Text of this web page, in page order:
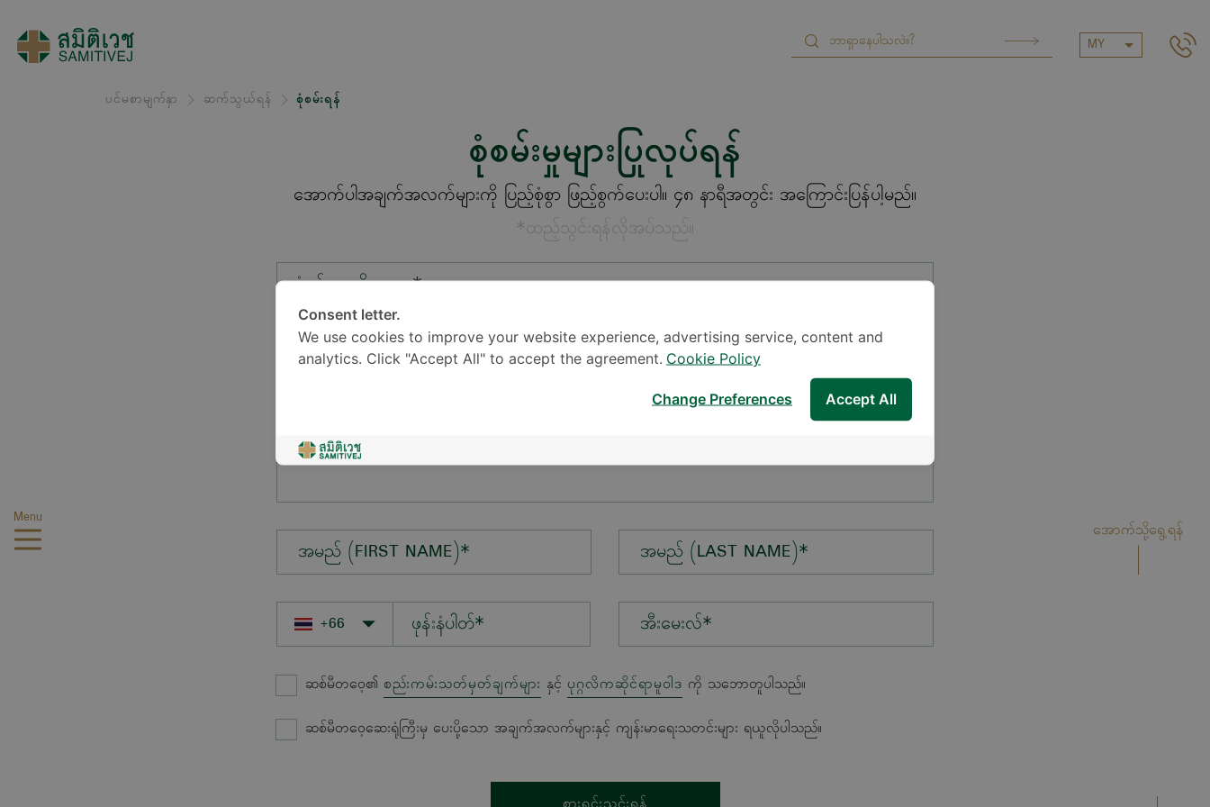
MY
Menu
ပင်မစာမျက်နှာ ဆက်သွယ်ရန် စုံစမ်းရန်
စုံစမ်းမှုများပြုလုပ်ရန်
အောက်ပါအချက်အလက်များကို ပြည့်စုံစွာ ဖြည့်စွက်ပေးပါ။ ၄၈ နာရီအတွင်း အကြောင်းပြန်ပါ့မည်။
*ထည့်သွင်းရန်လိုအပ်သည်။
စုံစမ်းမှုအမျိုးအစား*
တည်နေရာ*
အမည် (FIRST NAME)* အမည် (LAST NAME)*
အီးမေးလ်*
ဆစ်မီတဝေ့၏ စည်းကမ်းသတ်မှတ်ချက်များ နှင့် ပုဂ္ဂလိကဆိုင်ရာမူဝါဒ ကို သဘောတူပါသည်။
ဆစ်မီတဝေ့ဆေးရုံကြီးမှ ပေးပို့သော အချက်အလက်များနှင့် ကျန်းမာရေးသတင်းများ ရယူလိုပါသည်။
အောက်သို့ရွေ့ရန်
Consent letter.
We use cookies to improve your website experience, advertising service, content and
analytics. Click "Accept All" to accept the agreement. Cookie Policy
Accept All
Change Preferences